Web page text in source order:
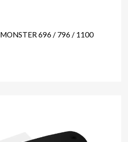
696 / 796 / 1100